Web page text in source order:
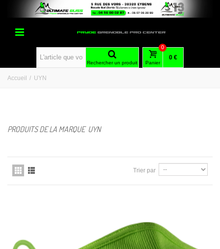
Rechercher un produit Panier
0
0 €
Accueil / UYN
PRODUITS DE LA MARQUE UYN
Trier par